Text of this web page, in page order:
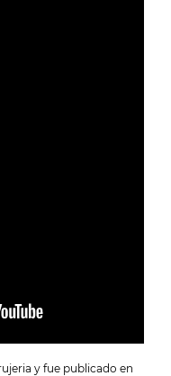
y fue publicado en